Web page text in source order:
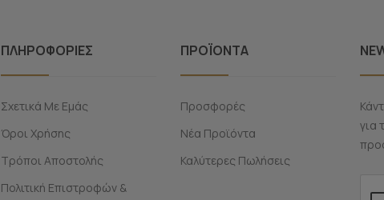
ΠΛΗΡΟΦΟΡΊΕΣ
Σχετικά Με Εμάς
Όροι Χρήσης
Τρόποι Αποστολής
Πολιτική Επιστροφών &
ΠΡΟΪΌΝΤΑ
Προσφορές
Νέα Προϊόντα
Καλύτερες Πωλήσεις
για